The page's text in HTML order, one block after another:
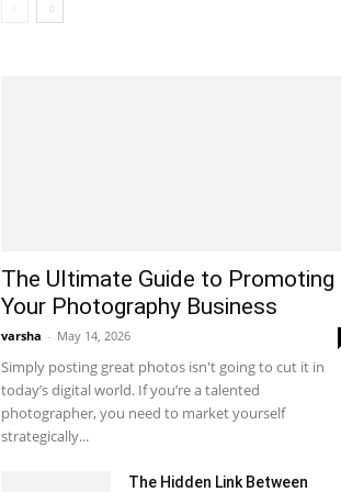
The Ultimate Guide to Promoting
Your Photography Business
varsha - May 14, 2026
Simply posting great photos isn't going to cut it in
today’s digital world. If you’re a talented
photographer, you need to market yourself
strategically...
The Hidden Link Between